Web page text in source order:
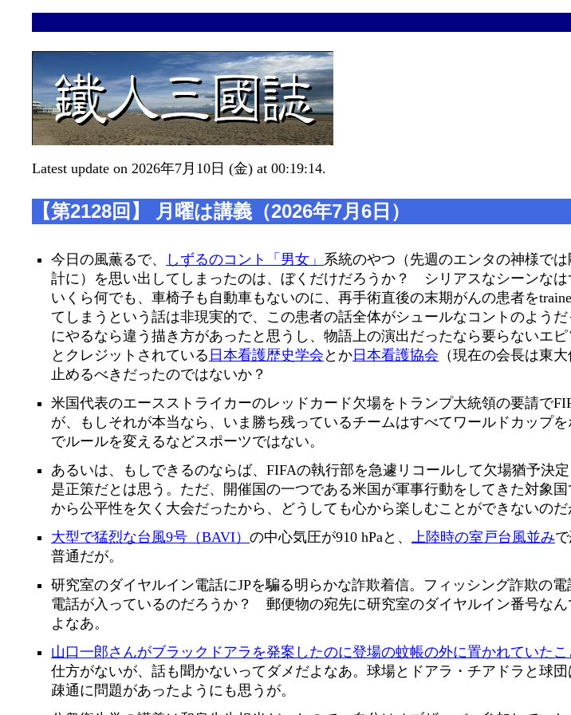
Latest update on 2026年7月10日 (金) at 00:19:14.
【第2128回】 月曜は講義（2026年7月6日）
今日の風薫るで、 しずるのコント「男女」 系統のやつ（先週のエンタの神様で
計に）を思い出してしまったのは、ぼくだけだろうか？ シリアスなシーンなは
いくら何でも、車椅子も自動車もないのに、再手術直後の末期がんの患者を
てしまうという話は非現実的で、この患者の話全体がシュールなコントのよう
にやるなら違う描き方があったと思うし、物語上の演出だったなら要らないエ
とクレジットされている 日本看護歴史学会 とか 日本看護協会 （現在の会長は東
止めるべきだったのではないか？
米国代表のエースストライカーのレッドカード欠場をトランプ大統領の要請で
が、もしそれが本当なら、いま勝ち残っているチームはすべてワールドカップ
でルールを変えるなどスポーツではない。
あるいは、もしできるのならば、FIFAの執行部を急遽リコールして欠場猶予決
是正策だとは思う。ただ、開催国の一つである米国が軍事行動をしてきた対象
から公平性を欠く大会だったから、どうしても心から楽しむことができないのだ
大型で猛烈な台風9号（BAVI） の中心気圧が910 hPaと、 上陸時の室戸台風並み
普通だが。
研究室のダイヤルイン電話にJPを騙る明らかな詐欺着信。フィッシング詐欺の
電話が入っているのだろうか？ 郵便物の宛先に研究室のダイヤルイン番号な
よなあ。
山口一郎さんがブラックドアラを発案したのに登場の蚊帳の外に置かれていた
仕方がないが、話も聞かないってダメだよなあ。球場とドアラ・チアドラと球
疎通に問題があったようにも思うが。